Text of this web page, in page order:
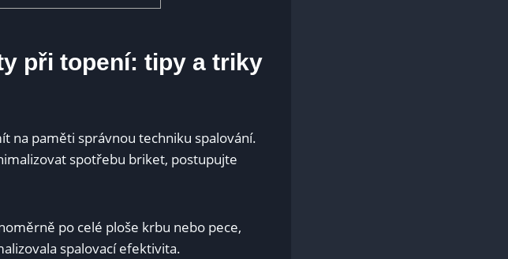
při topení: tipy a triky
na paměti správnou techniku spalování.
spotřebu briket, postupujte
po celé ploše krbu nebo pece,
spalovací efektivita.